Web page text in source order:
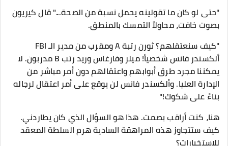
​"حتى لو كان ما تقولينه يحمل نسبة من الصحة..." قال كيريون
بصوت خافت، محاولاً التمسك بالمنطق.
"كيف سنعتقلهم؟ ثورن رتبة A ومقرب من مدير الـ FBI
ألكسندر فانس شخصياً! ميلر وفارغاس وريد رتب B مدربون. لا
يمكننا مجرد طرق أبوابهم واعتقالهم دون أمر مباشر من
الإدارة العليا. وألكسندر فانس لن يوقع على أمر اعتقال لرجاله
بناءً على شكوك!"
​هنا، كنت أراقب بصمت. هذا هو السؤال الذي كان يطاردني.
كيف ستتجاوز هذه المراهقة السادية هرم السلطة المعقد
للاستخبارات؟